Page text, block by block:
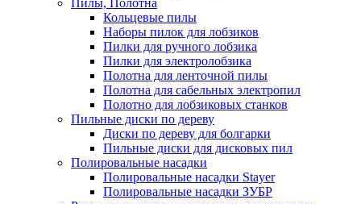
Пилы, Полотна
Кольцевые пилы
Наборы пилок для лобзиков
Пилки для ручного лобзика
Пилки для электролобзика
Полотна для ленточной пилы
Полотна для сабельных электропил
Полотно для лобзиковых станков
Пильные диски по дереву
Диски по дереву для болгарки
Пильные диски для дисковых пил
Полировальные насадки
Полировальные насадки Stayer
Полировальные насадки ЗУБР